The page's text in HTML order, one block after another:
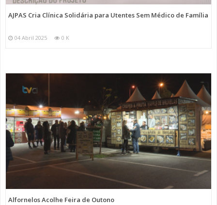
AJPAS Cria Clínica Solidária para Utentes Sem Médico de Família
04 Abril 2025 0 K
Alfornelos Acolhe Feira de Outono